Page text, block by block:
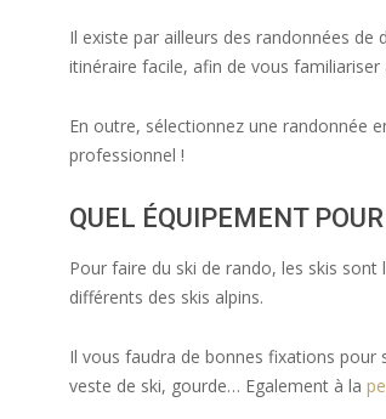
Il existe par ailleurs des randonnées
itinéraire facile, afin de vous
En outre, sélectionnez une randonnée
professionnel !
QUEL ÉQUIPEMENT
Pour faire du ski de rando, les skis
différents des skis alpins.
Il vous faudra de bonnes fixations
veste de ski, gourde… Egalement à la